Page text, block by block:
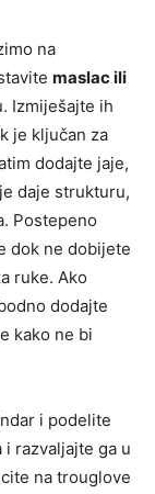
na
maslac ili
Izmiješajte ih
je ključan za
dodajte jaje,
daje strukturu,
Postepeno
dok ne dobijete
ruke. Ako
dodajte
kako ne bi
i podelite
razvaljajte ga u
na trouglove